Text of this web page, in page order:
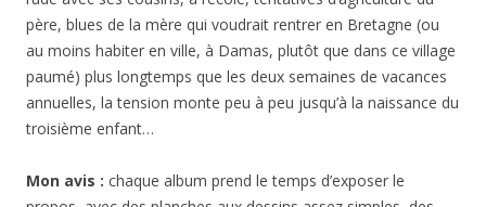
père, blues de la mère qui voudrait rentrer en Bretagne (ou
au moins habiter en ville, à Damas, plutôt que dans ce village
paumé) plus longtemps que les deux semaines de vacances
annuelles, la tension monte peu à peu jusqu’à la naissance du
troisième enfant…
Mon avis : chaque album prend le temps d’exposer le